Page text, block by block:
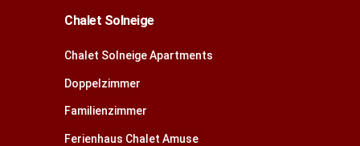
Chalet Solneige
Chalet Solneige Apartments
Doppelzimmer
Familienzimmer
Ferienhaus Chalet Amuse